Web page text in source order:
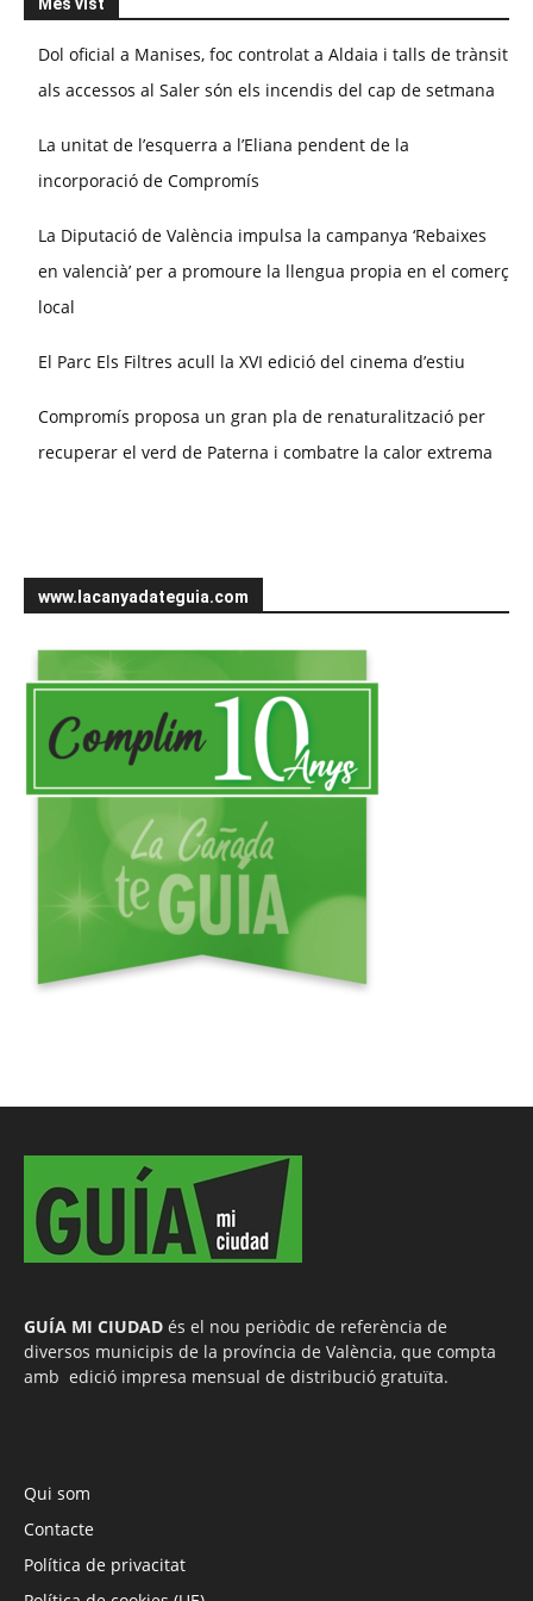
Més vist
Dol oficial a Manises, foc controlat a Aldaia i talls de trànsit
als accessos al Saler són els incendis del cap de setmana
La unitat de l’esquerra a l’Eliana pendent de la
incorporació de Compromís
La Diputació de València impulsa la campanya ‘Rebaixes
en valencià’ per a promoure la llengua propia en el comerç
local
El Parc Els Filtres acull la XVI edició del cinema d’estiu
Compromís proposa un gran pla de renaturalització per
recuperar el verd de Paterna i combatre la calor extrema
www.lacanyadateguia.com
GUÍA MI CIUDAD és el nou periòdic de referència de
diversos municipis de la província de València, que compta
amb edició impresa mensual de distribució gratuïta.
Qui som
Contacte
Política de privacitat